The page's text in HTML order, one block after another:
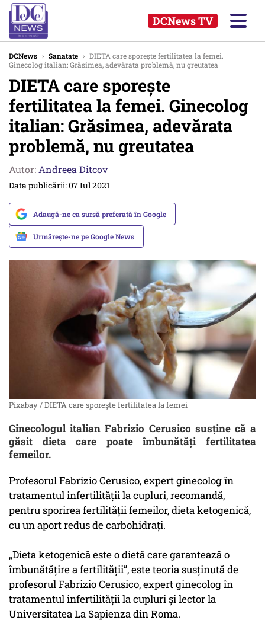
DCNews TV
DCNews › Sanatate › DIETA care sporește fertilitatea la femei.
Ginecolog italian: Grăsimea, adevărata problemă, nu greutatea
DIETA care sporește
fertilitatea la femei. Ginecolog
italian: Grăsimea, adevărata
problemă, nu greutatea
Autor: Andreea Ditcov
Data publicării: 07 Iul 2021
Adaugă-ne ca sursă preferată în Google
Urmărește-ne pe Google News
Pixabay / DIETA care sporește fertilitatea la femei
Ginecologul italian Fabrizio Cerusico susține că a
găsit dieta care poate îmbunătăți fertilitatea
femeilor.
Profesorul Fabrizio Cerusico, expert ginecolog în
tratamentul infertilităţii la cupluri, recomandă,
pentru sporirea fertilităţii femeilor, dieta ketogenică,
cu un aport redus de carbohidraţi.
„Dieta ketogenică este o dietă care garantează o
îmbunătăţire a fertilităţii”, este teoria susţinută de
profesorul Fabrizio Cerusico, expert ginecolog în
tratamentul infertilităţii la cupluri şi lector la
Universitatea La Sapienza din Roma.